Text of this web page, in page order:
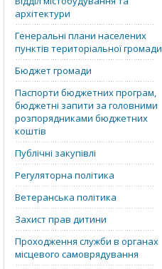
архітектури
Генеральні плани населених
пунктів територіальної громади
Бюджет громади
Паспорти бюджетних програм,
бюджетні запити за головними
розпорядниками бюджетних
коштів
Публічні закупівлі
Регуляторна політика
Ветеранська політика
Захист прав дитини
Проходження служби в органах
місцевого самоврядування